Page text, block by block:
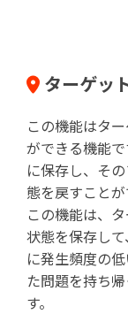
ターゲッ
この機能はタ
ができる機能
に保存し、そ
態を戻すことが
この機能は、
状態を保存し
に発生頻度の
た問題を持ち
す。